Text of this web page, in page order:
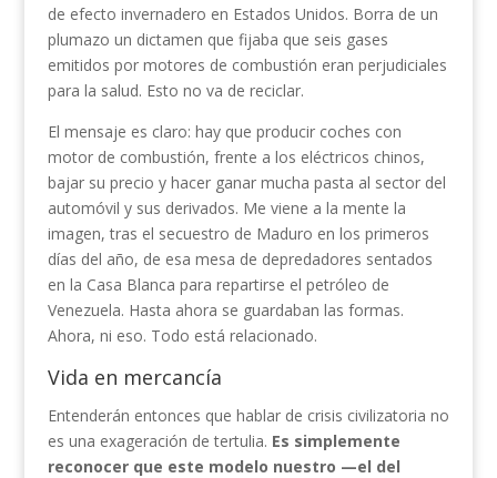
de efecto invernadero en Estados Unidos. Borra de un
plumazo un dictamen que fijaba que seis gases
emitidos por motores de combustión eran perjudiciales
para la salud. Esto no va de reciclar.
El mensaje es claro: hay que producir coches con
motor de combustión, frente a los eléctricos chinos,
bajar su precio y hacer ganar mucha pasta al sector del
automóvil y sus derivados. Me viene a la mente la
imagen, tras el secuestro de Maduro en los primeros
días del año, de esa mesa de depredadores sentados
en la Casa Blanca para repartirse el petróleo de
Venezuela. Hasta ahora se guardaban las formas.
Ahora, ni eso. Todo está relacionado.
Vida en mercancía
Entenderán entonces que hablar de crisis civilizatoria no
es una exageración de tertulia. Es simplemente
reconocer que este modelo nuestro —el del